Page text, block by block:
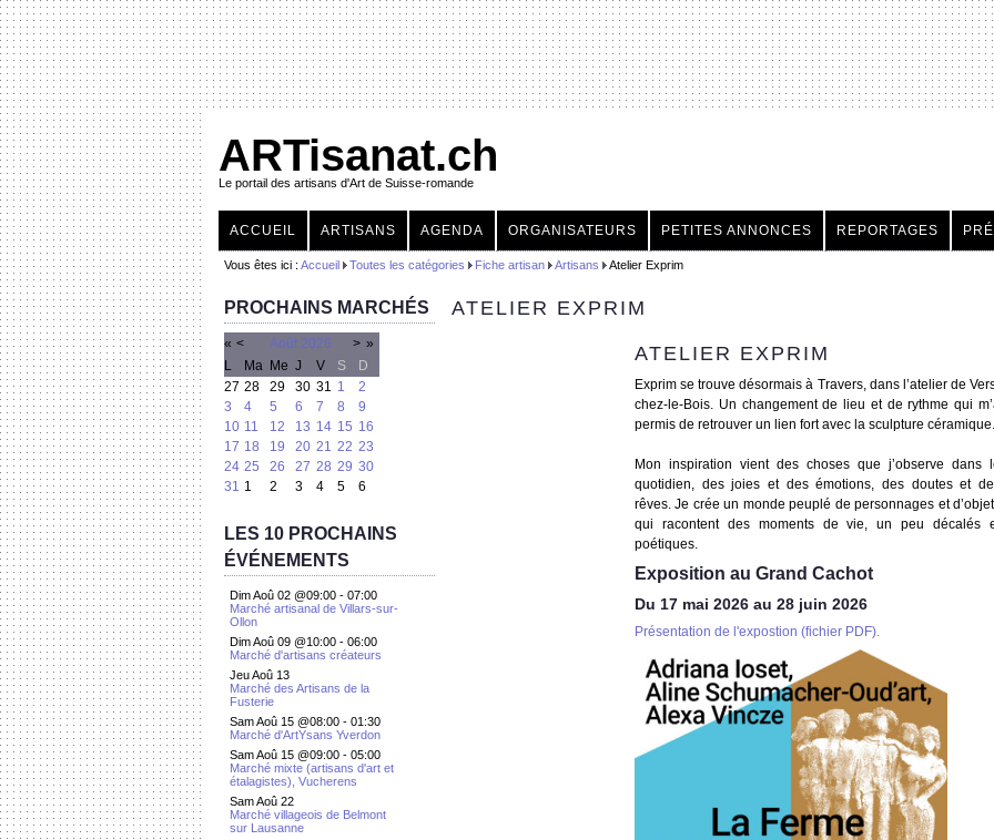
ARTisanat.ch
Le portail des artisans d'Art de Suisse-romande
ACCUEIL ARTISANS AGENDA ORGANISATEURS PETITES ANNONCES REPORTAGES
Vous êtes ici : Accueil Toutes les catégories Fiche artisan Artisans Atelier Exprim
PROCHAINS MARCHÉS
« < Août 2026 > »
L
Ma Me J V S
D
27 28 29 30 31 1
2
3
4 5 6 7 8
9
10 11 12 13 14 15 16
17 18 19 20 21 22 23
24 25 26 27 28 29 30
31 1 2 3 4 5 6
LES 10 PROCHAINS
ÉVÉNEMENTS
Dim Aoû 02 @09:00 - 07:00
Marché artisanal de Villars-sur-
Ollon
Dim Aoû 09 @10:00 - 06:00
Marché d'artisans créateurs
Jeu Aoû 13
Marché des Artisans de la
Fusterie
Sam Aoû 15 @08:00 - 01:30
Marché d'ArtYsans Yverdon
Sam Aoû 15 @09:00 - 05:00
Marché mixte (artisans d'art et
étalagistes), Vucherens
Sam Aoû 22
Marché villageois de Belmont
sur Lausanne
ATELIER EXPRIM
ATELIER EXPRIM
Exprim se trouve désormais à Travers, dans l’atelier de
chez-le-Bois. Un changement de lieu et de rythme qui
permis de retrouver un lien fort avec la sculpture céramique.
Mon inspiration vient des choses que j’observe dans
quotidien, des joies et des émotions, des doutes et
rêves. Je crée un monde peuplé de personnages et
qui racontent des moments de vie, un peu décalés
poétiques.
Exposition au Grand Cachot
Du 17 mai 2026 au 28 juin 2026
Présentation de l'expostion (fichier PDF).